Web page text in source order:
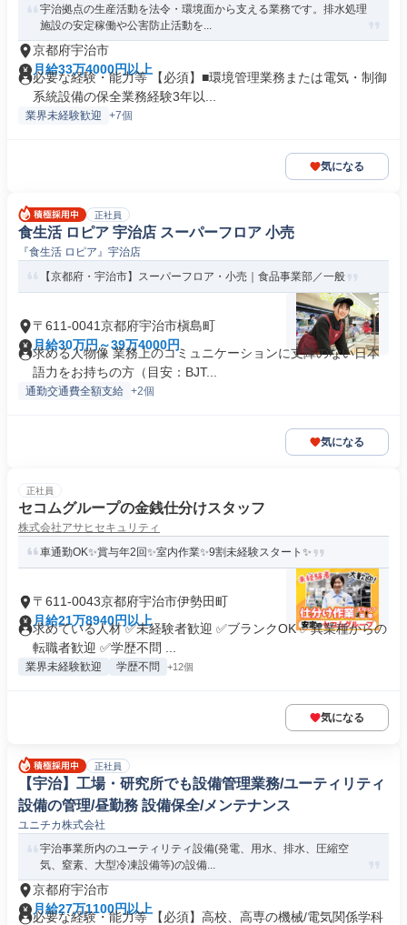
宇治拠点の生産活動を法令・環境面から支える業務です。排水処理
施設の安定稼働や公害防止活動を...
京都府宇治市
月給33万4000円以上
必要な経験・能力等 【必須】■環境管理業務または電気・制御
系統設備の保全業務経験3年以...
業界未経験歓迎 +7個
気になる
正社員
食生活 ロピア 宇治店 スーパーフロア 小売
『食生活 ロピア』宇治店
【京都府・宇治市】スーパーフロア・小売｜食品事業部／一般
〒611-0041京都府宇治市槇島町
月給30万円～39万4000円
求める人物像 業務上のコミュニケーションに支障のない日本
語力をお持ちの方（目安：BJT...
通勤交通費全額支給 +2個
気になる
正社員
セコムグループの金銭仕分けスタッフ
株式会社アサヒセキュリティ
車通勤OK✨賞与年2回✨室内作業✨9割未経験スタート✨
〒611-0043京都府宇治市伊勢田町
月給21万8940円以上
求めている人材 ✅未経験者歓迎 ✅ブランクOK ✅異業種からの
転職者歓迎 ✅学歴不問 ...
業界未経験歓迎 学歴不問 +12個
気になる
正社員
【宇治】工場・研究所でも設備管理業務/ユーティリティ
設備の管理/昼勤務 設備保全/メンテナンス
ユニチカ株式会社
宇治事業所内のユーティリティ設備(発電、用水、排水、圧縮空
気、窒素、大型冷凍設備等)の設備...
京都府宇治市
月給27万1100円以上
必要な経験・能力等 【必須】高校、高専の機械/電気関係学科